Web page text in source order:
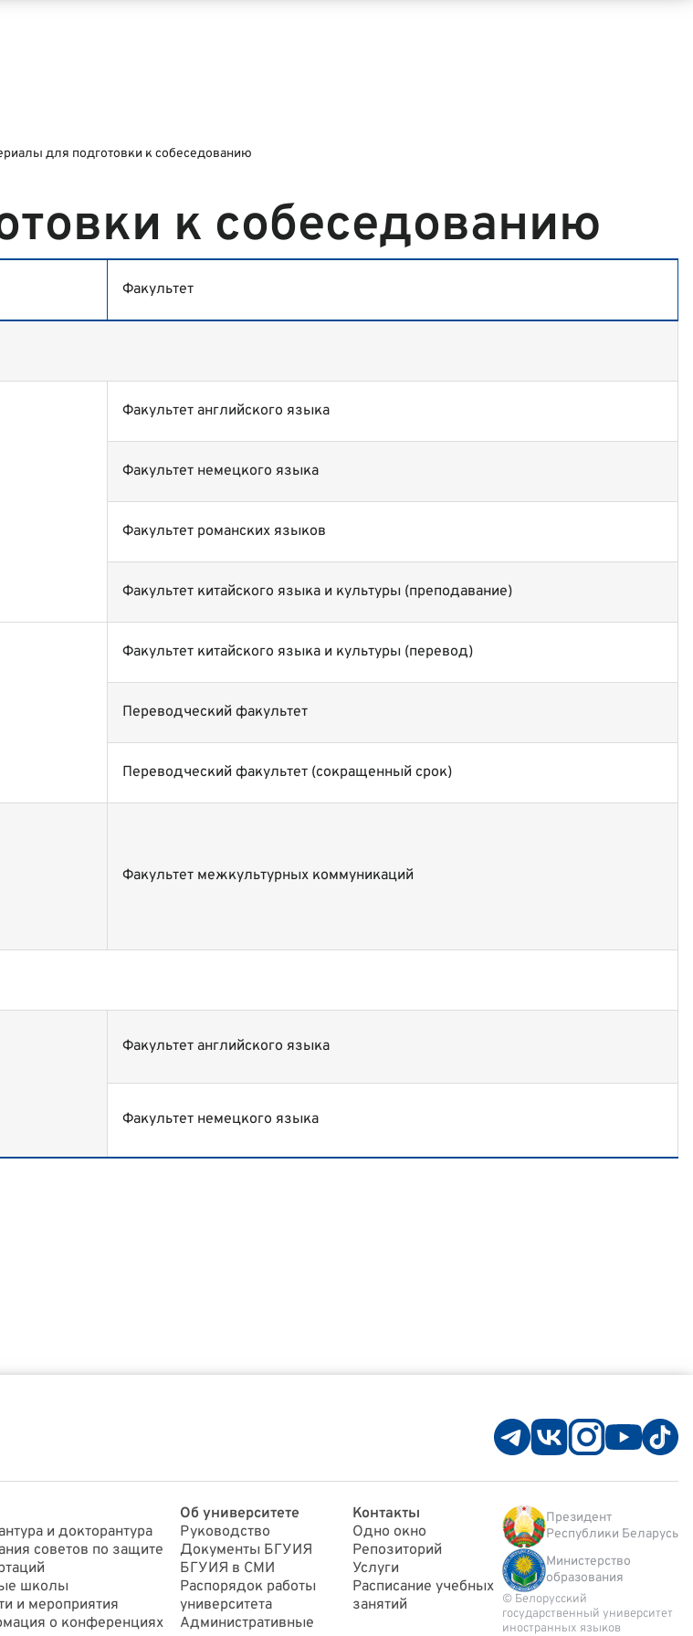
для подготовки к собеседованию
к собеседованию
Факультет
Факультет английского языка
Факультет немецкого языка
Факультет романских языков
Факультет китайского языка и культуры (преподавание)
Факультет китайского языка и культуры (перевод)
Переводческий факультет
Переводческий факультет (сокращенный срок)
Факультет межкультурных коммуникаций
Факультет английского языка
Факультет немецкого языка
и докторантура
советов по защите
школы
и мероприятия
о конференциях
Об университете
Руководство
Документы БГУИЯ
БГУИЯ в СМИ
Распорядок работы
университета
Административные
Контакты
Одно окно
Репозиторий
Услуги
Расписание учебных
занятий
Президент
Республики Беларусь
Министерство
образования
© Белорусский
государственный университет
иностранных языков